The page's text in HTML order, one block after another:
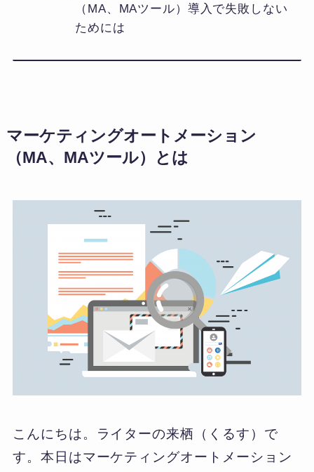
（MA、MAツール）導入で失敗しない
ためには
マーケティングオートメーション
（MA、MAツール）とは
こんにちは。ライターの来栖（くるす）で
す。本日はマーケティングオートメーション